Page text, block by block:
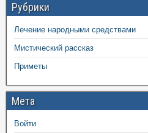
Рубрики
Лечение народными средствами
Мистический рассказ
Приметы
Мета
Войти